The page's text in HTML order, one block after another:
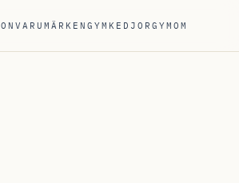
VARUMÄRKENGYMKEDJORGYMOM